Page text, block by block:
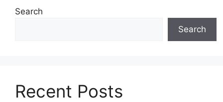
Search
Search
Recent Posts